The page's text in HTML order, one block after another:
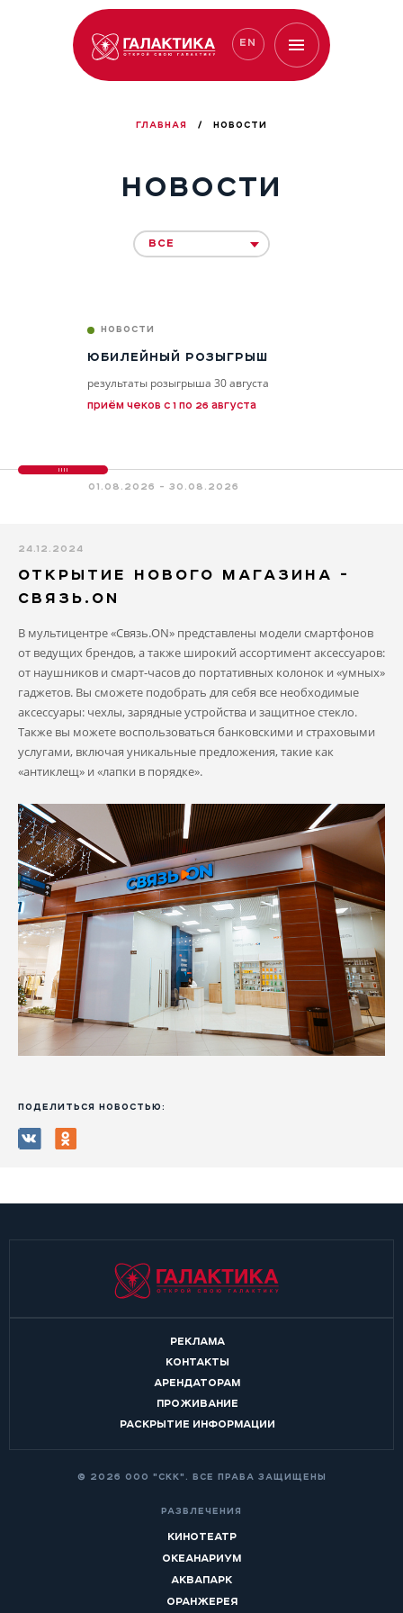
EN
ГЛАВНАЯ / НОВОСТИ
НОВОСТИ
ВСЕ
НОВОСТИ
ЮБИЛЕЙНЫЙ РОЗЫГРЫШ
результаты розыгрыша 30 августа
приём чеков с 1 по 26 августа
01.08.2026 - 30.08.2026
24.12.2024
ОТКРЫТИЕ НОВОГО МАГАЗИНА -
СВЯЗЬ.ON
В мультицентре «Связь.ON» представлены модели смартфонов
от ведущих брендов, а также широкий ассортимент аксессуаров:
от наушников и смарт-часов до портативных колонок и «умных»
гаджетов. Вы сможете подобрать для себя все необходимые
аксессуары: чехлы, зарядные устройства и защитное стекло.
Также вы можете воспользоваться банковскими и страховыми
услугами, включая уникальные предложения, такие как
«антиклещ» и «лапки в порядке».
ПОДЕЛИТЬСЯ НОВОСТЬЮ:
РЕКЛАМА
КОНТАКТЫ
АРЕНДАТОРАМ
ПРОЖИВАНИЕ
РАСКРЫТИЕ ИНФОРМАЦИИ
© 2026 ООО "СКК". ВСЕ ПРАВА ЗАЩИЩЕНЫ
РАЗВЛЕЧЕНИЯ
КИНОТЕАТР
ОКЕАНАРИУМ
АКВАПАРК
ОРАНЖЕРЕЯ